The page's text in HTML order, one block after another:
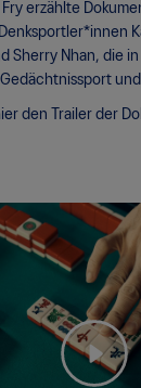
erzählte
Sherry Nhan, die
den Trailer der